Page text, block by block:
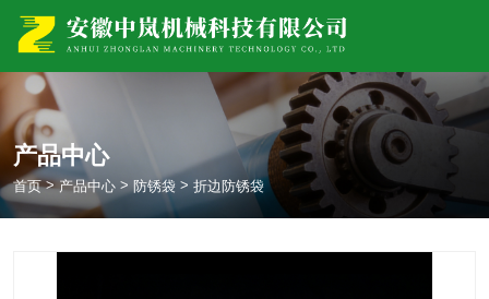
产品中心
首页>产品中心 > 防锈袋 > 折边防锈袋